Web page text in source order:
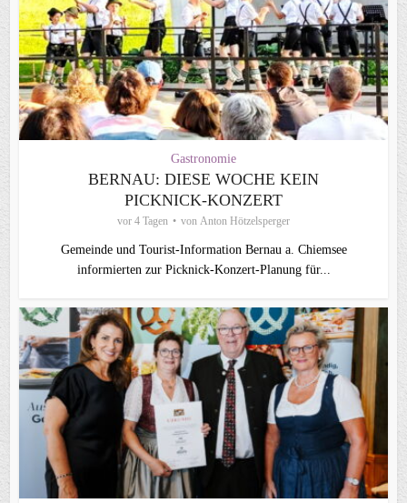
Gastronomie
BERNAU: DIESE WOCHE KEIN
PICKNICK-KONZERT
vor 4 Tagen von Anton Hötzelsperger
Gemeinde und Tourist-Information Bernau a. Chiemsee
informierten zur Picknick-Konzert-Planung für...